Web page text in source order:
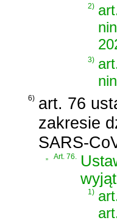
2)
3)
6) art. 76
zakresie
SARS-
„ Art. 76.
1)